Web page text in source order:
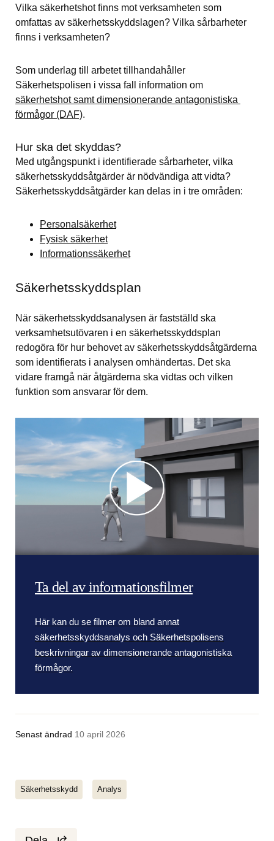
Vilka säkerhetshot finns mot verksamheten som
omfattas av säkerhetsskyddslagen? Vilka sårbarheter
finns i verksamheten?
Som underlag till arbetet tillhandahåller
säkerhetshot samt dimensionerande antagonistiska
förmågor (DAF).
Hur ska det skyddas?
Med utgångspunkt i identifierade sårbarheter, vilka
säkerhetsskyddsåtgärder är nödvändiga att vidta?
Säkerhetsskyddsåtgärder kan delas in i tre områden:
Personalsäkerhet
Fysisk säkerhet
Informationssäkerhet
Säkerhetsskyddsplan
När säkerhetsskyddsanalysen är fastställd ska
verksamhetsutövaren i en säkerhetsskyddsplan
redogöra för hur behovet av säkerhetsskyddsåtgärderna
som identifierats i analysen omhändertas. Det ska
vidare framgå när åtgärderna ska vidtas och vilken
funktion som ansvarar för dem.
Ta del av informationsfilmer
Här kan du se filmer om bland annat
säkerhetsskyddsanalys och Säkerhetspolisens
beskrivningar av dimensionerande antagonistiska
förmågor.
Senast ändrad 10 april 2026
Säkerhetsskydd Analys